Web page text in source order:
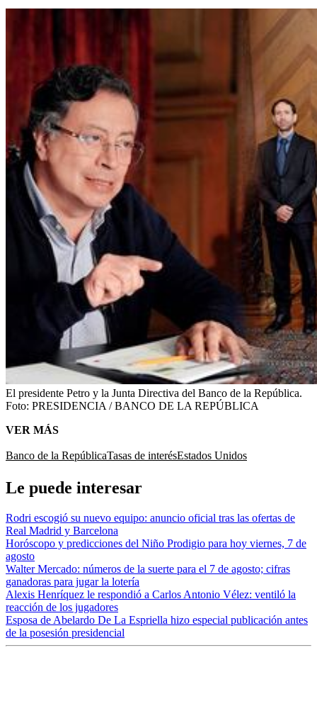
El presidente Petro y la Junta Directiva del Banco de la República.
Foto: PRESIDENCIA / BANCO DE LA REPÚBLICA
VER MÁS
Banco de la RepúblicaTasas de interésEstados Unidos
Le puede interesar
Rodri escogió su nuevo equipo: anuncio oficial tras las ofertas de
Real Madrid y Barcelona
Horóscopo y predicciones del Niño Prodigio para hoy viernes, 7 de
agosto
Walter Mercado: números de la suerte para el 7 de agosto; cifras
ganadoras para jugar la lotería
Alexis Henríquez le respondió a Carlos Antonio Vélez: ventiló la
reacción de los jugadores
Esposa de Abelardo De La Espriella hizo especial publicación antes
de la posesión presidencial